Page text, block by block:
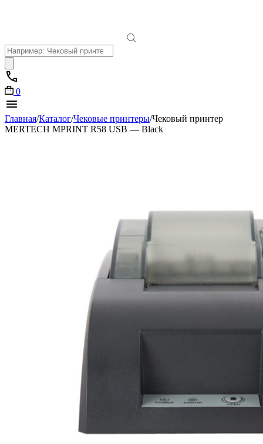
Поиск
товаров
0
Главная/Каталог/Чековые принтеры/Чековый принтер
MERTECH MPRINT R58 USB — Black